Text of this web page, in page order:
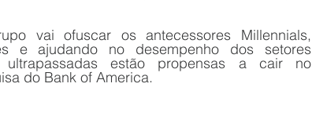
vai ofuscar os antecessores Millennials,
e ajudando no desempenho dos setores
estão propensas a cair no
do Bank of America.